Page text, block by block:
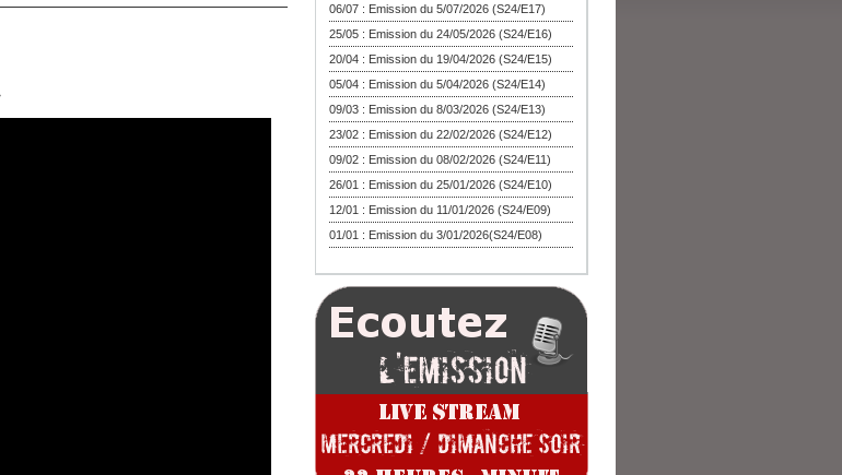
06/07 : Emission du 5/07/2026 (S24/E17)
25/05 : Emission du 24/05/2026 (S24/E16)
20/04 : Emission du 19/04/2026 (S24/E15)
05/04 : Emission du 5/04/2026 (S24/E14)
09/03 : Emission du 8/03/2026 (S24/E13)
23/02 : Emission du 22/02/2026 (S24/E12)
09/02 : Emission du 08/02/2026 (S24/E11)
26/01 : Emission du 25/01/2026 (S24/E10)
12/01 : Emission du 11/01/2026 (S24/E09)
01/01 : Emission du 3/01/2026(S24/E08)